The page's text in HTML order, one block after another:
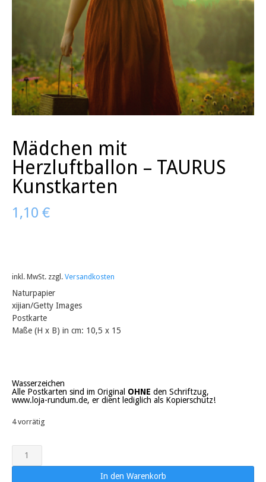
Mädchen mit
Herzluftballon – TAURUS
Kunstkarten
1,10 €
inkl. MwSt. zzgl. Versandkosten
Naturpapier
xijian/Getty Images
Postkarte
Maße (H x B) in cm: 10,5 x 15
Wasserzeichen
Alle Postkarten sind im Original OHNE den Schriftzug,
www.loja-rundum.de, er dient lediglich als Kopierschutz!
4 vorrätig
Mädchen
In den Warenkorb